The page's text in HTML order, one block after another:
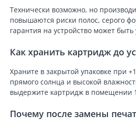
Технически возможно, но
повышаются риски полос, серого
гарантия на устройство может быть
Как хранить картридж до
Храните в закрытой упаковке при
прямого солнца и высокой
выдержите картридж в помещении
Почему после замены